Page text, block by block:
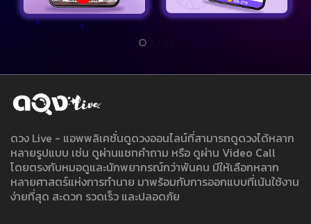
ดวง Live - แอพพลิเคชั่นดูดวงออนไลน์ที่สามารถดูดวงได้หลาก
หลายรูปแบบ เช่น ดูผ่านแชทคำถาม หรือ ดูผ่าน Video Call
โดยตรงกับหมอดูและนักพยากรณ์กว่าพันคน มีให้เลือกหลาก
หลายศาสตร์แห่งการทำนาย มาพร้อมกับการออกแบบที่เน้นใช้งาน
ง่ายที่สุด สะดวก รวดเร็ว และปลอดภัย